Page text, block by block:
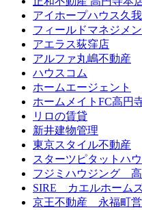
アイホープハウス久
フィールドマネジメ
アエラス荻窪店
アルファ丸嶋不動産
ハウスコム
ホームエージェント
ホームメイトFC高円
リロの賃貸
新井建物管理
東京スタイル不動産
スターツピタットハ
フジミハウジング
SIRE カエルホーム
京王不動産 永福町